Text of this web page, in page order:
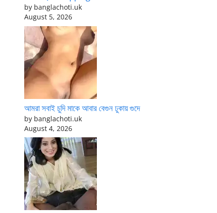
by banglachoti.uk
August 5, 2026
আমরা সবাই চুদি মাকে আবার বেগুন ঢুকায় গুদে
by banglachoti.uk
August 4, 2026